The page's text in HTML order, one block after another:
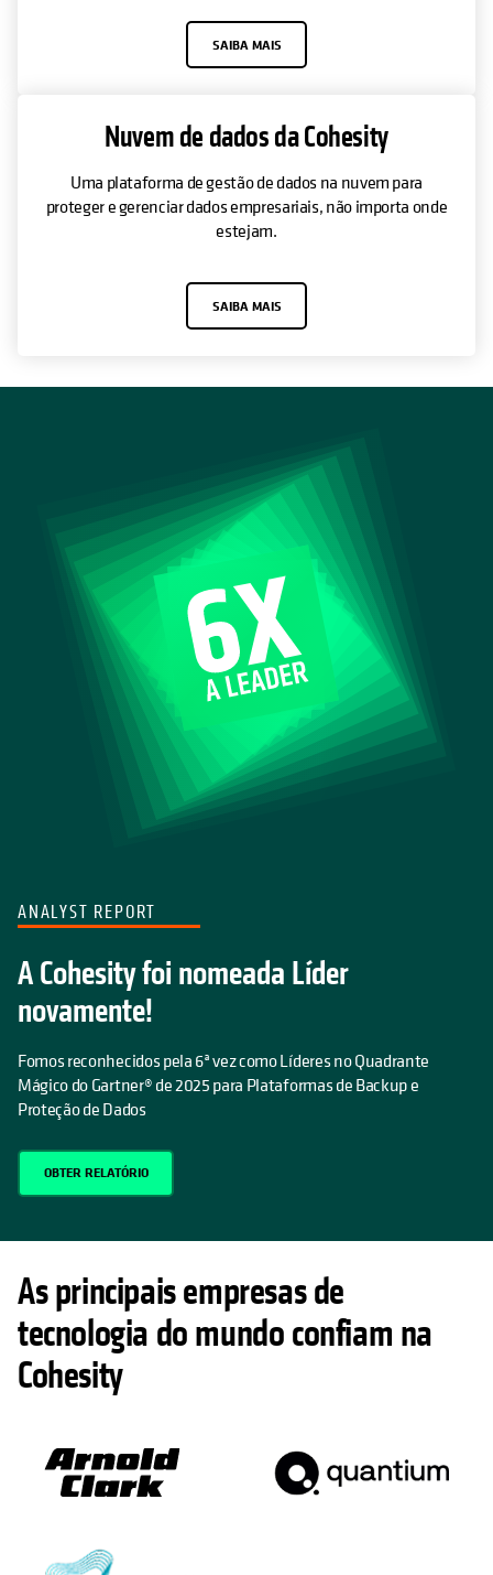
SAIBA MAIS
Nuvem de dados da Cohesity
Uma plataforma de gestão de dados na nuvem para
proteger e gerenciar dados empresariais, não importa onde
estejam.
SAIBA MAIS
ANALYST REPORT
A Cohesity foi nomeada Líder
novamente!
Fomos reconhecidos pela 6ª vez como Líderes no Quadrante
Mágico do Gartner® de 2025 para Plataformas de Backup e
Proteção de Dados
OBTER RELATÓRIO
As principais empresas de
tecnologia do mundo confiam na
Cohesity